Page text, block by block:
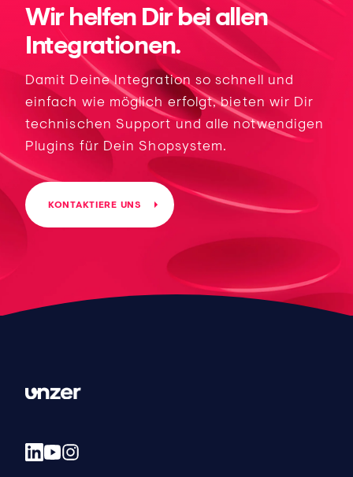
Wir helfen Dir bei allen
Integrationen.
Damit Deine Integration so schnell und
einfach wie möglich erfolgt, bieten wir Dir
technischen Support und alle notwendigen
Plugins für Dein Shopsystem.
KONTAKTIERE UNS